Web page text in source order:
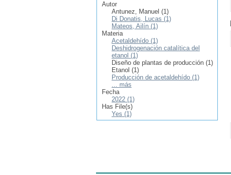
Autor
Antunez, Manuel (1)
Di Donatis, Lucas (1)
Mateos, Ailín (1)
Materia
Acetaldehído (1)
Deshidrogenación catalítica del
etanol (1)
Diseño de plantas de producción (1)
Etanol (1)
Producción de acetaldehído (1)
... más
Fecha
2022 (1)
Has File(s)
Yes (1)